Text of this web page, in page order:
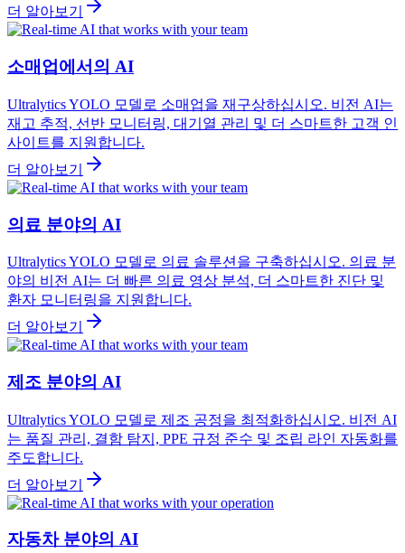
더 알아보기
소매업에서의 AI
Ultralytics YOLO 모델로 소매업을 재구상하십시오. 비전 AI는
재고 추적, 선반 모니터링, 대기열 관리 및 더 스마트한 고객 인
사이트를 지원합니다.
더 알아보기
의료 분야의 AI
Ultralytics YOLO 모델로 의료 솔루션을 구축하십시오. 의료 분
야의 비전 AI는 더 빠른 의료 영상 분석, 더 스마트한 진단 및
환자 모니터링을 지원합니다.
더 알아보기
제조 분야의 AI
Ultralytics YOLO 모델로 제조 공정을 최적화하십시오. 비전 AI
는 품질 관리, 결함 탐지, PPE 규정 준수 및 조립 라인 자동화를
주도합니다.
더 알아보기
자동차 분야의 AI